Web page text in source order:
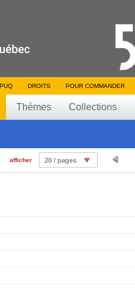
DROITS POUR COMMANDER
Thèmes Collections
afficher 20 / pages